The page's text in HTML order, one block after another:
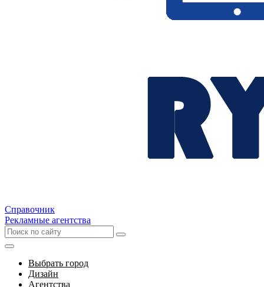
Справочник
Рекламные агентства
Выбрать город
Дизайн
Агентства